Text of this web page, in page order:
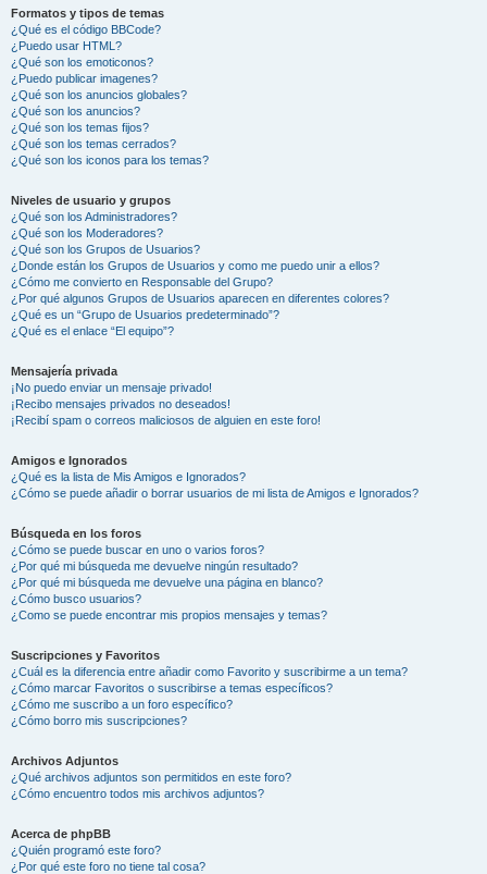
Formatos y tipos de temas
¿Qué es el código BBCode?
¿Puedo usar HTML?
¿Qué son los emoticonos?
¿Puedo publicar imagenes?
¿Qué son los anuncios globales?
¿Qué son los anuncios?
¿Qué son los temas fijos?
¿Qué son los temas cerrados?
¿Qué son los iconos para los temas?
Niveles de usuario y grupos
¿Qué son los Administradores?
¿Qué son los Moderadores?
¿Qué son los Grupos de Usuarios?
¿Donde están los Grupos de Usuarios y como me puedo unir a ellos?
¿Cómo me convierto en Responsable del Grupo?
¿Por qué algunos Grupos de Usuarios aparecen en diferentes colores?
¿Qué es un “Grupo de Usuarios predeterminado”?
¿Qué es el enlace “El equipo”?
Mensajería privada
¡No puedo enviar un mensaje privado!
¡Recibo mensajes privados no deseados!
¡Recibí spam o correos maliciosos de alguien en este foro!
Amigos e Ignorados
¿Qué es la lista de Mis Amigos e Ignorados?
¿Cómo se puede añadir o borrar usuarios de mi lista de Amigos e Ignorados?
Búsqueda en los foros
¿Cómo se puede buscar en uno o varios foros?
¿Por qué mi búsqueda me devuelve ningún resultado?
¿Por qué mi búsqueda me devuelve una página en blanco?
¿Cómo busco usuarios?
¿Como se puede encontrar mis propios mensajes y temas?
Suscripciones y Favoritos
¿Cuál es la diferencia entre añadir como Favorito y suscribirme a un tema?
¿Cómo marcar Favoritos o suscribirse a temas específicos?
¿Cómo me suscribo a un foro específico?
¿Cómo borro mis suscripciones?
Archivos Adjuntos
¿Qué archivos adjuntos son permitidos en este foro?
¿Cómo encuentro todos mis archivos adjuntos?
Acerca de phpBB
¿Quién programó este foro?
¿Por qué este foro no tiene tal cosa?